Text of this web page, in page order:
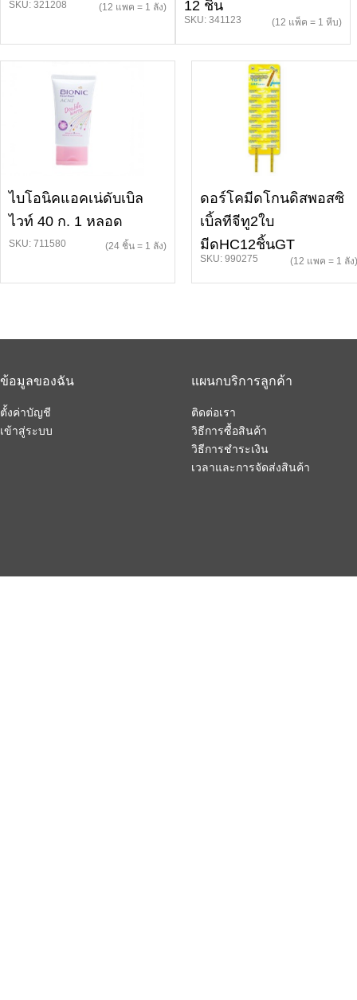
SKU: 321208 (12 แพค = 1 ลัง)
12 ชิ้น
SKU: 341123 (12 แพ็ค = 1 หีบ)
ไบโอนิคแอคเน่ดับเบิล
ไวท์ 40 ก. 1 หลอด
SKU: 711580 (24 ชิ้น = 1 ลัง)
ดอร์โคมีดโกนดิสพอสซิ
เบิ้ลทีจีทู2ใบ
มีดHC12ชิ้นGT
SKU: 990275 (12 แพค = 1 ลัง)
ข้อมูลของฉัน
ตั้งค่าบัญชี
เข้าสู่ระบบ
แผนกบริการลูกค้า
ติดต่อเรา
วิธีการซื้อสินค้า
วิธีการชำระเงิน
เวลาและการจัดส่งสินค้า